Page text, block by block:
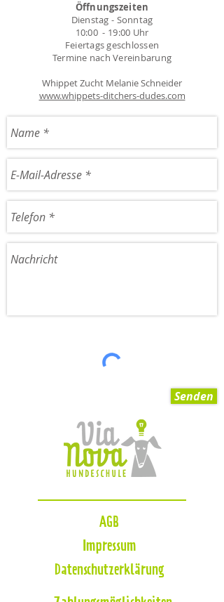
Öffnungszeiten
Dienstag - Sonntag
10:00 - 19:00 Uhr
Feiertags geschlossen
Termine nach Vereinbarung
Whippet Zucht Melanie Schneider
www.whippets-ditchers-dudes.com
Senden
AGB
Impressum
Datenschutzerklärung